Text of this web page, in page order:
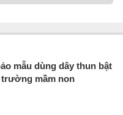
mẫu dùng dây thun bật
mầm non